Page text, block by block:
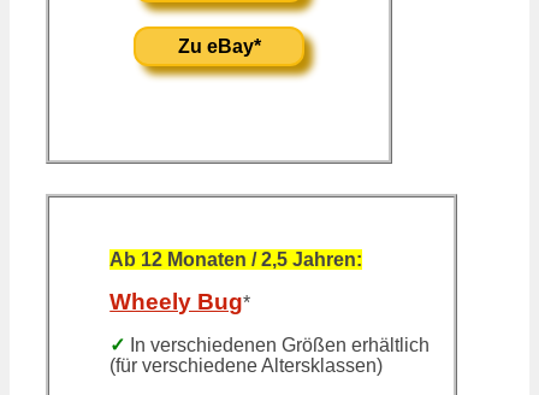
Zu eBay*
Ab 12 Monaten / 2,5 Jahren:
Wheely Bug*
✓ In verschiedenen Größen erhältlich
(für verschiedene Altersklassen)